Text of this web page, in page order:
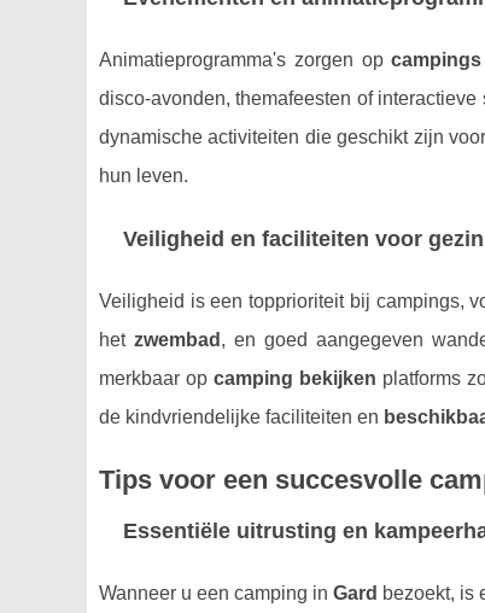
Animatieprogramma's zorgen op
disco-avonden, themafeesten of
dynamische activiteiten die geschikt zijn
hun leven.
Veiligheid en faciliteiten voor
Veiligheid is een topprioriteit bij campings,
het zwembad , en goed aangegeven
merkbaar op camping bekijken platforms
de kindvriendelijke faciliteiten en
Tips voor een succesvolle
Essentiële uitrusting en
Wanneer u een camping in Gard bezoekt, is